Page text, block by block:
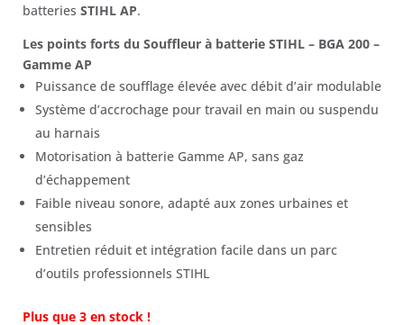
batteries STIHL AP.
Les points forts du Souffleur à batterie STIHL – BGA 200 –
Gamme AP
Puissance de soufflage élevée avec débit d’air modulable
Système d’accrochage pour travail en main ou suspendu
au harnais
Motorisation à batterie Gamme AP, sans gaz
d’échappement
Faible niveau sonore, adapté aux zones urbaines et
sensibles
Entretien réduit et intégration facile dans un parc
d’outils professionnels STIHL
Plus que 3 en stock !